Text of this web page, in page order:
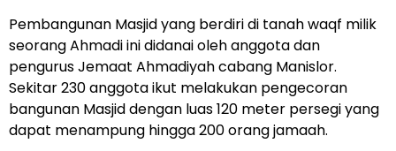
Pembangunan Masjid yang berdiri di tanah waqf milik
seorang Ahmadi ini didanai oleh anggota dan
pengurus Jemaat Ahmadiyah cabang Manislor.
Sekitar 230 anggota ikut melakukan pengecoran
bangunan Masjid dengan luas 120 meter persegi yang
dapat menampung hingga 200 orang jamaah.